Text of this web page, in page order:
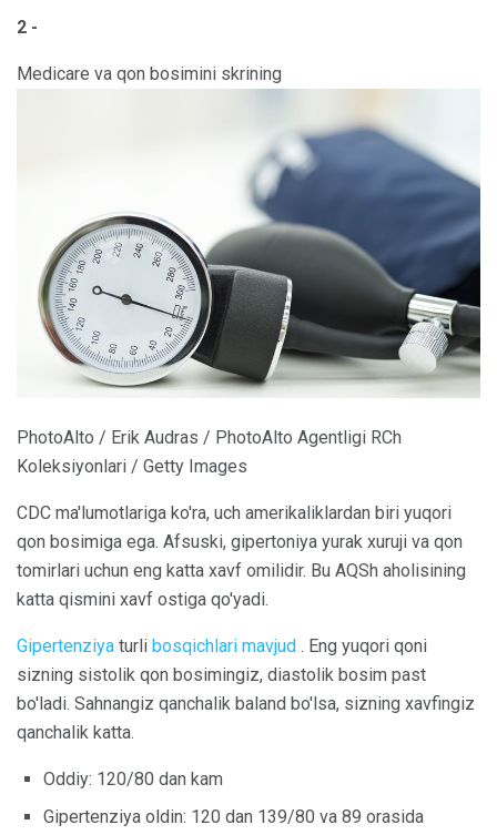
2 -
Medicare va qon bosimini skrining
PhotoAlto / Erik Audras / PhotoAlto Agentligi RCh
Koleksiyonlari / Getty Images
CDC ma'lumotlariga ko'ra, uch amerikaliklardan biri yuqori
qon bosimiga ega. Afsuski, gipertoniya yurak xuruji va qon
tomirlari uchun eng katta xavf omilidir. Bu AQSh aholisining
katta qismini xavf ostiga qo'yadi.
Gipertenziya turli bosqichlari mavjud . Eng yuqori qoni
sizning sistolik qon bosimingiz, diastolik bosim past
bo'ladi. Sahnangiz qanchalik baland bo'lsa, sizning xavfingiz
qanchalik katta.
Oddiy: 120/80 dan kam
Gipertenziya oldin: 120 dan 139/80 va 89 orasida